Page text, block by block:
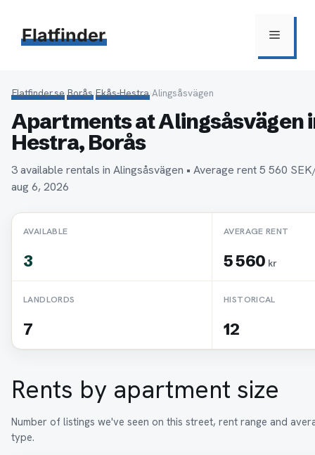
innehåll
Flatfinder Meny
Flatfinder.se›Borås›Ekås-Hestra›Alingsåsvägen
Apartments at Alingsåsvägen
Hestra, Borås
3 available rentals in Alingsåsvägen • Average rent 5 560
aug 6, 2026
AVAILABLE
3
AVERAGE RENT
5 560 kr
LANDLORDS
7
HISTORICAL
12
Rents by apartment size
Number of listings we've seen on this street, rent range and
type.